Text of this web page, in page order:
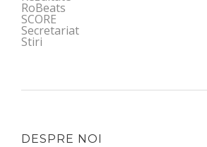
RoBeats
SCORE
Secretariat
Stiri
DESPRE NOI